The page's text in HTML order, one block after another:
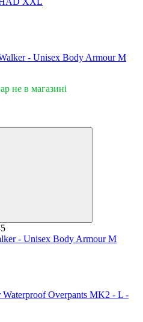
не в магазині
- Unisex Body Armour M